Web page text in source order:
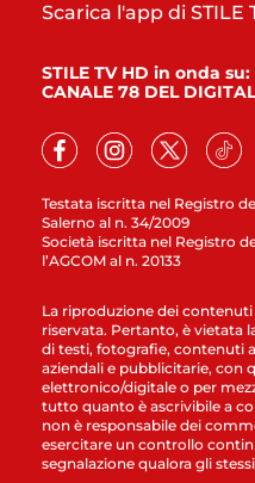
Testata iscritta nel Registro
Salerno al n. 34/2009
Società iscritta nel Registro
l’AGCOM al n. 20133
Scarica l'app di STILE
STILE TV HD in onda su:
CANALE 78 DEL
La riproduzione dei contenuti
riservata. Pertanto, è vietata
di testi, fotografie, contenuti
aziendali e pubblicitarie, con
elettronico/digitale o per
tutto quanto è ascrivibile a
non è responsabile dei
esercitare un controllo
segnalazione qualora gli